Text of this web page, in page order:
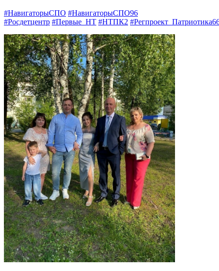
#НавигаторыСПО #НавигаторыСПО96
#Росдетцентр #Первые_НТ #НТПК2